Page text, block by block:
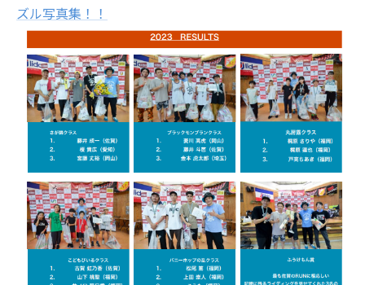
ズル写真集！！